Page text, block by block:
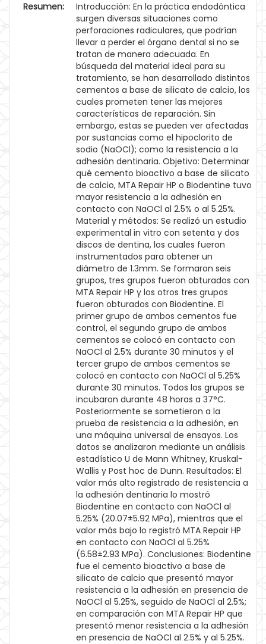
Resumen:
Introducción: En la práctica endodóntica
surgen diversas situaciones como
perforaciones radiculares, que podrían
llevar a perder el órgano dental si no se
tratan de manera adecuada. En
búsqueda del material ideal para su
tratamiento, se han desarrollado distintos
cementos a base de silicato de calcio, los
cuales prometen tener las mejores
características de reparación. Sin
embargo, estas se pueden ver afectadas
por sustancias como el hipoclorito de
sodio (NaOCl); como la resistencia a la
adhesión dentinaria. Objetivo: Determinar
qué cemento bioactivo a base de silicato
de calcio, MTA Repair HP o Biodentine tuvo
mayor resistencia a la adhesión en
contacto con NaOCl al 2.5% o al 5.25%.
Material y métodos: Se realizó un estudio
experimental in vitro con setenta y dos
discos de dentina, los cuales fueron
instrumentados para obtener un
diámetro de 1.3mm. Se formaron seis
grupos, tres grupos fueron obturados con
MTA Repair HP y los otros tres grupos
fueron obturados con Biodentine. El
primer grupo de ambos cementos fue
control, el segundo grupo de ambos
cementos se colocó en contacto con
NaOCl al 2.5% durante 30 minutos y el
tercer grupo de ambos cementos se
colocó en contacto con NaOCl al 5.25%
durante 30 minutos. Todos los grupos se
incubaron durante 48 horas a 37°C.
Posteriormente se sometieron a la
prueba de resistencia a la adhesión, en
una máquina universal de ensayos. Los
datos se analizaron mediante un análisis
estadístico U de Mann Whitney, Kruskal-
Wallis y Post hoc de Dunn. Resultados: El
valor más alto registrado de resistencia a
la adhesión dentinaria lo mostró
Biodentine en contacto con NaOCl al
5.25% (20.07±5.92 MPa), mientras que el
valor más bajo lo registró MTA Repair HP
en contacto con NaOCl al 5.25%
(6.58±2.93 MPa). Conclusiones: Biodentine
fue el cemento bioactivo a base de
silicato de calcio que presentó mayor
resistencia a la adhesión en presencia de
NaOCl al 5.25%, seguido de NaOCl al 2.5%;
en comparación con MTA Repair HP que
presentó menor resistencia a la adhesión
en presencia de NaOCl al 2.5% y al 5.25%.